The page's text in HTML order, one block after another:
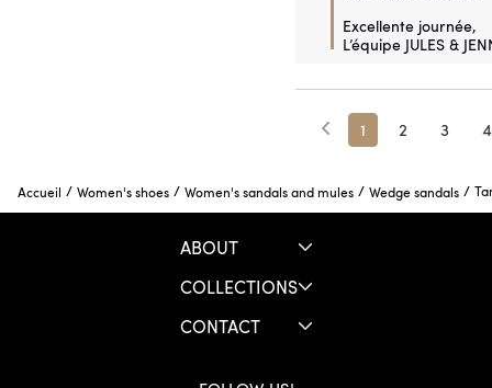
Excellente journée,
L’équipe JULES &
1 2 3 4
Accueil / Women's shoes / Women's sandals and mules / Wedge sandals /
ABOUT
COLLECTIONS
CONTACT